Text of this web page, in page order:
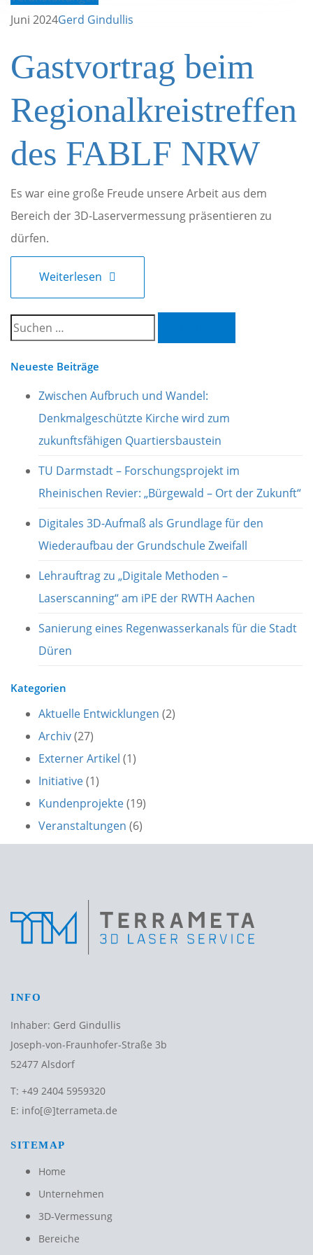
Juni 2024Author
Gerd Gindullis
Gastvortrag beim
Regionalkreistreffen
des FABLF NRW
Es war eine große Freude unsere Arbeit aus dem
Bereich der 3D-Laservermessung präsentieren zu
dürfen.
Weiterlesen
Suchen
Neueste Beiträge
Zwischen Aufbruch und Wandel:
Denkmalgeschützte Kirche wird zum
zukunftsfähigen Quartiersbaustein
TU Darmstadt – Forschungsprojekt im
Rheinischen Revier: „Bürgewald – Ort der Zukunft“
Digitales 3D-Aufmaß als Grundlage für den
Wiederaufbau der Grundschule Zweifall
Lehrauftrag zu „Digitale Methoden –
Laserscanning“ am iPE der RWTH Aachen
Sanierung eines Regenwasserkanals für die Stadt
Düren
Kategorien
Aktuelle Entwicklungen (2)
Archiv(27)
Externer Artikel (1)
Initiative(1)
Kundenprojekte(19)
Veranstaltungen (6)
INFO
Inhaber: Gerd Gindullis
Joseph-von-Fraunhofer-Straße 3b
52477 Alsdorf
T: +49 2404 5959320
E: info[@]terrameta.de
SITEMAP
Home
Unternehmen
3D-Vermessung
Bereiche